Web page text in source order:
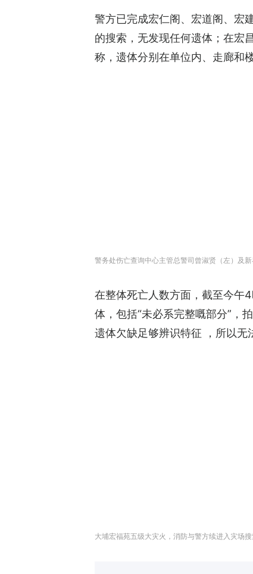
警方已完成宏仁阁、宏道阁、宏
的搜索，无发现任何遗体；在宏
称，遗体分别在单位内、走廊和
警务处伤亡查询中心主管总警司曾淑贤（左）及
在整体死亡人数方面，截至今午
体，包括“未必系完整嘅部分”，
遗体欠缺足够辨识特征 ，所以无
大埔宏福苑五级大灾火，消防与警方续进入灾场